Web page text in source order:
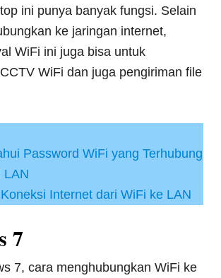
ini punya banyak fungsi. Selain
ke jaringan internet,
WiFi ini juga bisa untuk
WiFi dan juga pengiriman file
Password WiFi yang Terhubung
LAN
Internet dari WiFi ke LAN
7
7, cara menghubungkan WiFi ke